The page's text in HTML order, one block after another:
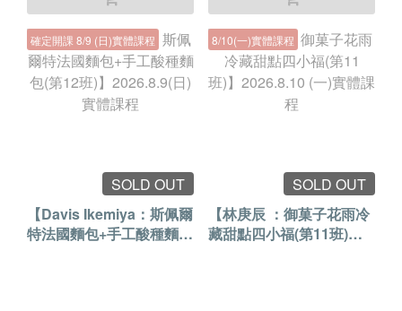
確定開課 8/9 (日)實體課程
SOLD OUT
【Davis Ikemiya：斯佩爾
特法國麵包+手工酸種麵包
8/10(一)實體課程
SOLD OUT
【林庚辰 ：御菓子花雨冷
藏甜點四小福(第11班)】